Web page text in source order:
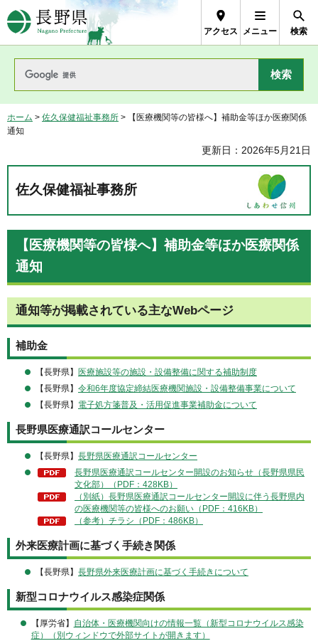
長野県Nagano Prefecture
アクセス メニュー 検索
ホーム > 佐久保健福祉事務所 > 【医療機関等の皆様へ】補助金等ほか医療関係
通知
更新日：2026年5月21日
佐久保健福祉事務所
【医療機関等の皆様へ】補助金等ほか医療関係
通知
通知等が掲載されている主なWebページ
補助金
【長野県】 医療施設等の施設・設備整備に関する補助制度
【長野県】 令和6年度協定締結医療機関施設・設備整備事業について
【長野県】 電子処方箋普及・活用促進事業補助金について
長野県医療通訳コールセンター
【長野県】 長野県医療通訳コールセンター
長野県医療通訳コールセンター開設のお知らせ（長野県県民
文化部）（PDF：428KB）
（別紙）長野県医療通訳コールセンター開設に伴う長野県内
の医療機関等の皆様へのお願い（PDF：416KB）
（参考）チラシ（PDF：486KB）
外来医療計画に基づく手続き関係
【長野県】 長野県外来医療計画に基づく手続きについて
新型コロナウイルス感染症関係
【厚労省】
自治体・医療機関向けの情報一覧（新型コロナウイルス感染
症）（別ウィンドウで外部サイトが開きます）